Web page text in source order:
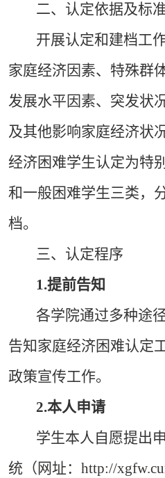
二、认定依据及标
开展认定和建档工
家庭经济因素、特殊群
发展水平因素、突发状
及其他影响家庭经济状
经济困难学生认定为特
和一般困难学生三类，
档。
三、认定程序
1.提前告知
各学院通过多种途
告知家庭经济困难认定
政策宣传工作。
2.本人申请
学生本人自愿提出
统（网址： http://